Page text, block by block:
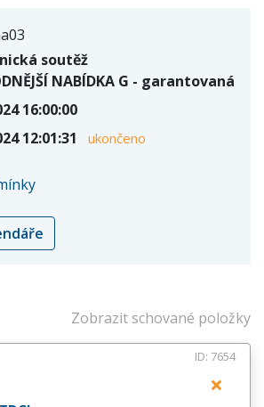
soutěž
NABÍDKA G - garantovaná
16:00:00
12:01:31 ukončeno
Zobrazit schované položky
ID: 7654